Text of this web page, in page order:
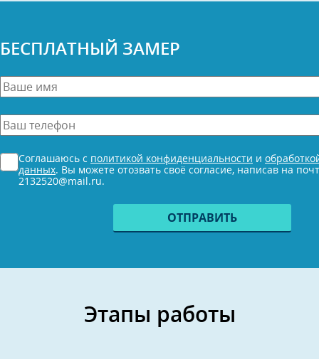
БЕСПЛАТНЫЙ ЗАМЕР
Ваше
имя
*Ваш
телефон
*
Согласие
*
Соглашаюсь с политикой конфиденциальности и
данных. Вы можете отозвать своё согласие, написав на
2132520@mail.ru.
Этапы работы